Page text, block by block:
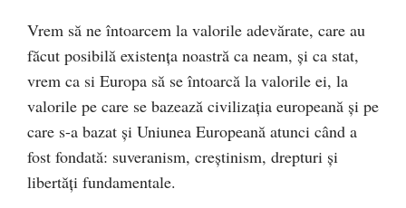
Vrem să ne întoarcem la valorile adevărate, care au
făcut posibilă existența noastră ca neam, și ca stat,
vrem ca si Europa să se întoarcă la valorile ei, la
valorile pe care se bazează civilizația europeană și pe
care s-a bazat și Uniunea Europeană atunci când a
fost fondată: suveranism, creștinism, drepturi și
libertăți fundamentale.